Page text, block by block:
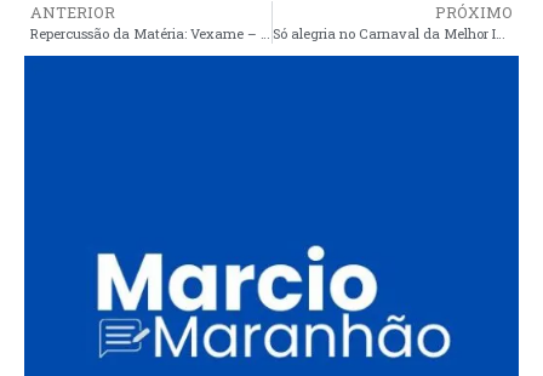
ANTERIOR PRÓXIMO
Só alegria no Carnaval da Melhor Idade em João Peres